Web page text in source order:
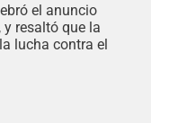
el anuncio
resaltó que la
lucha contra el